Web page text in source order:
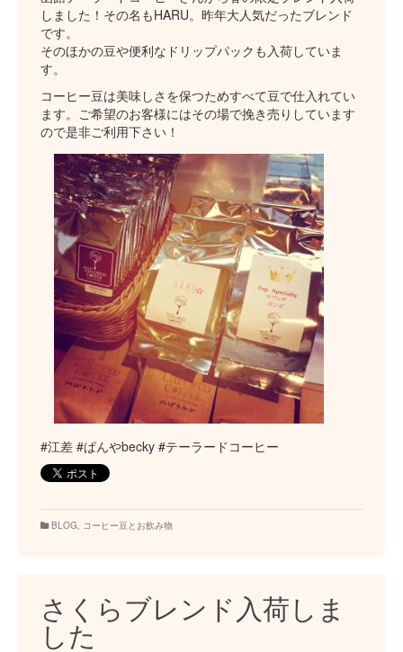
しました！その名もHARU。昨年大人気だったブレンド
です。
そのほかの豆や便利なドリップパックも入荷していま
す。
コーヒー豆は美味しさを保つためすべて豆で仕入れてい
ます。ご希望のお客様にはその場で挽き売りしています
ので是非ご利用下さい！
#江差 #ぱんやbecky #テーラードコーヒー
BLOG コーヒー豆とお飲み物
さくらブレンド入荷しま
した